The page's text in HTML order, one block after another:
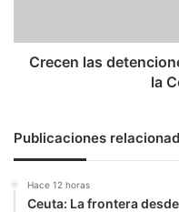
No
Crecen las
la
Publicaciones
Hace 12 horas
Ceuta: La frontera